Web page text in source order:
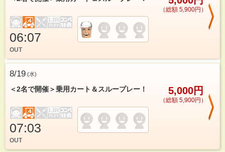
（総額 5,900円）
06:07
OUT
8/19 (水)
＜2名で開催＞乗用カート＆スループレー！ 5,000円
（総額 5,900円）
07:03
OUT